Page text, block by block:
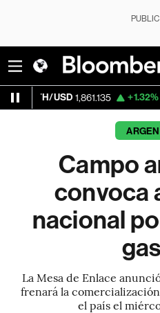
1,861.135 +1.32% Visa 366.13
Campo
convoca
nacional
La Mesa de Enlace
frenará la
el país el